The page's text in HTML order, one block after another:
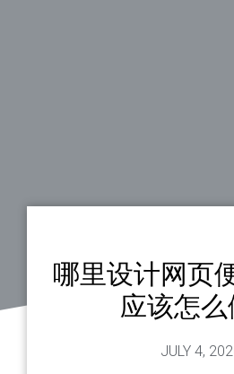
哪里设计网页
应该怎么
JULY 4,